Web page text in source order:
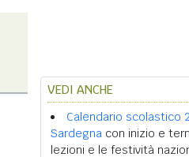
VEDI ANCHE
Calendario scolastico
Sardegna con inizio e
lezioni e le festività